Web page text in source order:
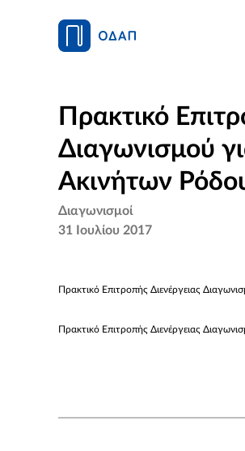
Πρακτικό
Διαγωνισμού
Ακινήτων
Διαγωνισμοί
31 Ιουλίου 2017
Πρακτικό Επιτροπής Διενέργειας
Πρακτικό Επιτροπής Διενέργειας